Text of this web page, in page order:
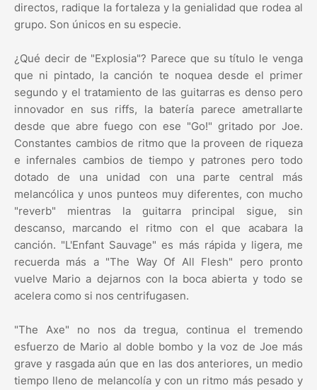
directos, radique la fortaleza y la genialidad que rodea al
grupo. Son únicos en su especie.
¿Qué decir de "Explosia"? Parece que su título le venga
que ni pintado, la canción te noquea desde el primer
segundo y el tratamiento de las guitarras es denso pero
innovador en sus riffs, la batería parece ametrallarte
desde que abre fuego con ese "Go!" gritado por Joe.
Constantes cambios de ritmo que la proveen de riqueza
e infernales cambios de tiempo y patrones pero todo
dotado de una unidad con una parte central más
melancólica y unos punteos muy diferentes, con mucho
"reverb" mientras la guitarra principal sigue, sin
descanso, marcando el ritmo con el que acabara la
canción. "L'Enfant Sauvage" es más rápida y ligera, me
recuerda más a "The Way Of All Flesh" pero pronto
vuelve Mario a dejarnos con la boca abierta y todo se
acelera como si nos centrifugasen.
"The Axe" no nos da tregua, continua el tremendo
esfuerzo de Mario al doble bombo y la voz de Joe más
grave y rasgada aún que en las dos anteriores, un medio
tiempo lleno de melancolía y con un ritmo más pesado y